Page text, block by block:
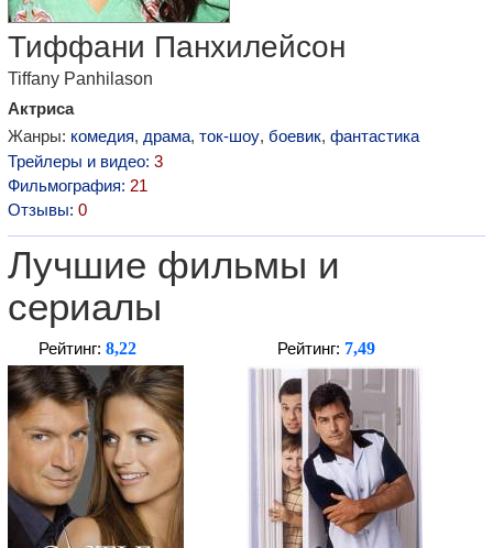
Тиффани Панхилейсон
Tiffany Panhilason
Актриса
Жанры: комедия, драма, ток-шоу, боевик, фантастика
Трейлеры и видео: 3
Фильмография: 21
Отзывы: 0
Лучшие фильмы и
сериалы
Рейтинг: 8,22 Рейтинг: 7,49